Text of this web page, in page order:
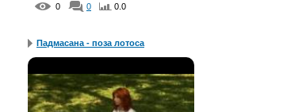
0 0 0.0
Падмасана - поза лотоса